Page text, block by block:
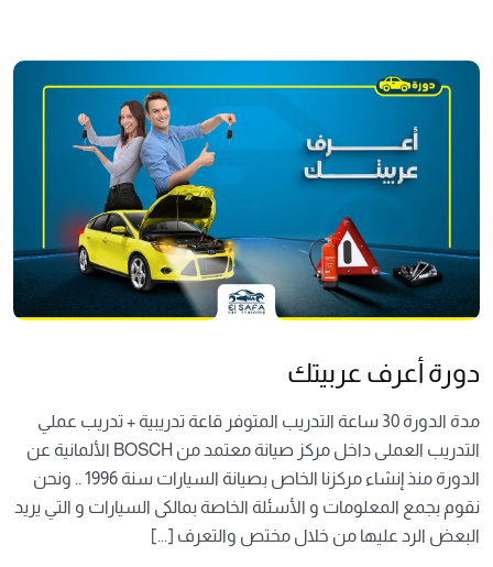
دورة أعرف عربيتك
مدة الدورة 30 ساعة التدريب المتوفر قاعة تدريبية + تدريب عملي
التدريب العملى داخل مركز صيانة معتمد من BOSCH الألمانية عن
الدورة منذ إنشاء مركزنا الخاص بصيانة السيارات سنة 1996 .. ونحن
نقوم بجمع المعلومات و الأسئلة الخاصة بمالكى السيارات و التي يريد
البعض الرد عليها من خلال مختص والتعرف [...]